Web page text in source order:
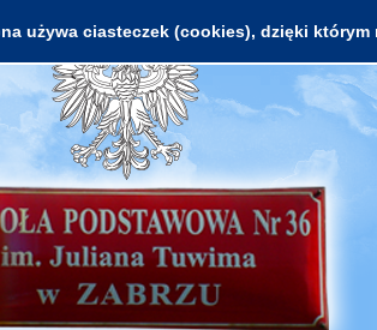
używa ciasteczek (cookies), dzięki którym